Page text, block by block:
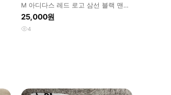
M 아디다스 레드 로고 삼선 블랙 맨투
맨
25,000원
4